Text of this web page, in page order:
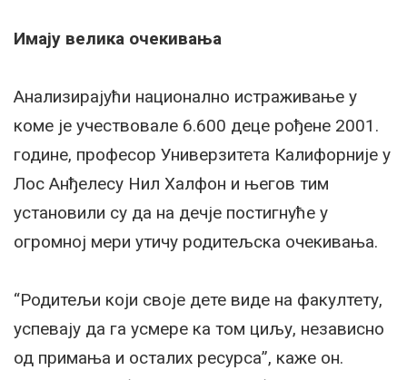
Имају велика очекивања
Анализирајући национално истраживање у
коме је учествовале 6.600 деце рођене 2001.
године, професор Универзитета Калифорније у
Лос Анђелесу Нил Халфон и његов тим
установили су да на дечје постигнуће у
огромној мери утичу родитељска очекивања.
“Родитељи који своје дете виде на факултету,
успевају да га усмере ка том циљу, независно
од примања и осталих ресурса”, каже он.